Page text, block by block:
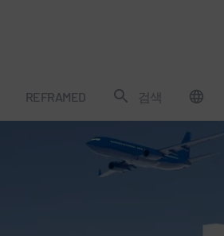
REFRAMED 검색